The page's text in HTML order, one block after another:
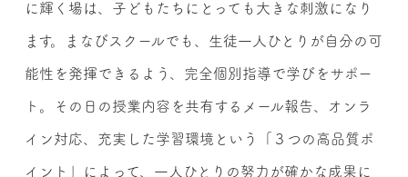
に輝く場は、子どもたちにとっても大きな刺激になり
ます。まなびスクールでも、生徒一人ひとりが自分の可
能性を発揮できるよう、完全個別指導で学びをサポー
ト。その日の授業内容を共有するメール報告、オンラ
イン対応、充実した学習環境という「３つの高品質ポ
イント」によって、一人ひとりの努力が確かな成果に